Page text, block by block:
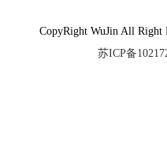
CopyRight WuJin All
苏ICP备